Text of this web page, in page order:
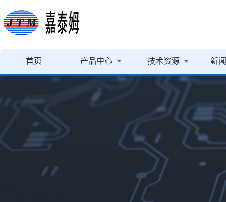
首页 产品中心 技术资源 新